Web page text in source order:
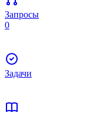
Запросы
0
Задачи